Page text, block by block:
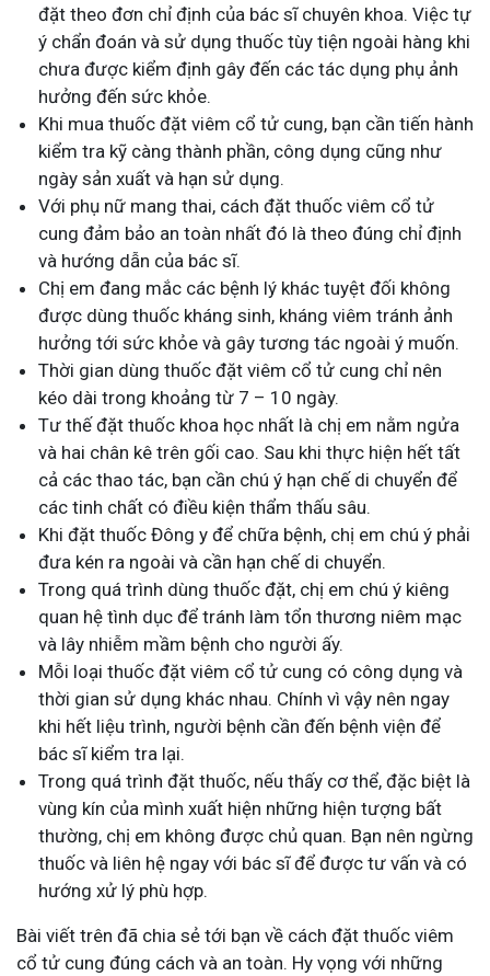
đặt theo đơn chỉ định của bác sĩ chuyên khoa. Việc tự
ý chẩn đoán và sử dụng thuốc tùy tiện ngoài hàng khi
chưa được kiểm định gây đến các tác dụng phụ ảnh
hưởng đến sức khỏe.
Khi mua thuốc đặt viêm cổ tử cung, bạn cần tiến hành
kiểm tra kỹ càng thành phần, công dụng cũng như
ngày sản xuất và hạn sử dụng.
Với phụ nữ mang thai, cách đặt thuốc viêm cổ tử
cung đảm bảo an toàn nhất đó là theo đúng chỉ định
và hướng dẫn của bác sĩ.
Chị em đang mắc các bệnh lý khác tuyệt đối không
được dùng thuốc kháng sinh, kháng viêm tránh ảnh
hưởng tới sức khỏe và gây tương tác ngoài ý muốn.
Thời gian dùng thuốc đặt viêm cổ tử cung chỉ nên
kéo dài trong khoảng từ 7 – 10 ngày.
Tư thế đặt thuốc khoa học nhất là chị em nằm ngửa
và hai chân kê trên gối cao. Sau khi thực hiện hết tất
cả các thao tác, bạn cần chú ý hạn chế di chuyển để
các tinh chất có điều kiện thẩm thấu sâu.
Khi đặt thuốc Đông y để chữa bệnh, chị em chú ý phải
đưa kén ra ngoài và cần hạn chế di chuyển.
Trong quá trình dùng thuốc đặt, chị em chú ý kiêng
quan hệ tình dục để tránh làm tổn thương niêm mạc
và lây nhiễm mầm bệnh cho người ấy.
Mỗi loại thuốc đặt viêm cổ tử cung có công dụng và
thời gian sử dụng khác nhau. Chính vì vậy nên ngay
khi hết liệu trình, người bệnh cần đến bệnh viện để
bác sĩ kiểm tra lại.
Trong quá trình đặt thuốc, nếu thấy cơ thể, đặc biệt là
vùng kín của mình xuất hiện những hiện tượng bất
thường, chị em không được chủ quan. Bạn nên ngừng
thuốc và liên hệ ngay với bác sĩ để được tư vấn và có
hướng xử lý phù hợp.
Bài viết trên đã chia sẻ tới bạn về cách đặt thuốc viêm
cổ tử cung đúng cách và an toàn. Hy vọng với những